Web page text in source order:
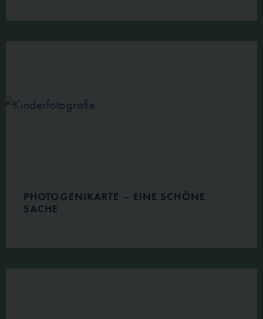
PHOTOGENIKARTE – EINE SCHÖNE
SACHE